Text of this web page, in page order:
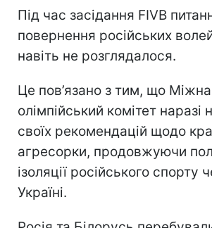
Під час засідання FIVB
повернення російських
навіть не розглядалося.
Це пов’язано з тим, що
олімпійський комітет наразі
своїх рекомендацій щодо
агресорки, продовжуючи
ізоляції російського спорту
Україні.